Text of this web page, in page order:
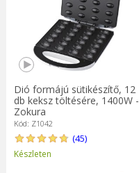
Dió formájú sütikészítő, 12
db keksz töltésére, 1400W -
Zokura
Kód: Z1042
(45)
Készleten